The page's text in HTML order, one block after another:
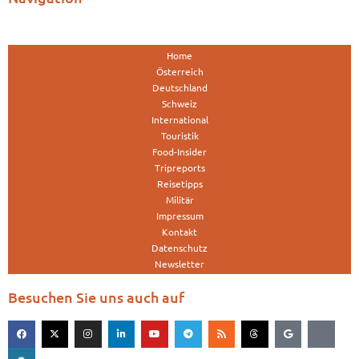
Home
Österreich
Deutschland
Schweiz
International
Touristik
Food-Insider
Tripreports
Reisetipps
Militär
Impressum
Kontakt
Datenschutz
Newsletter
Besuchen Sie uns auch auf